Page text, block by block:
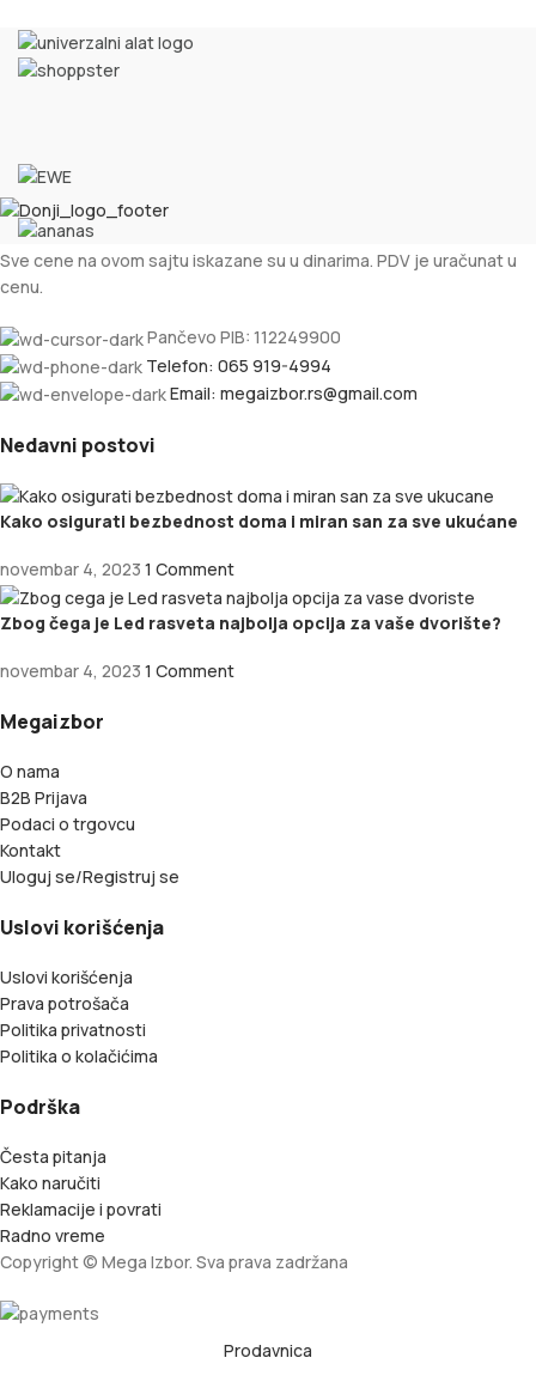
Sve cene na ovom sajtu iskazane su u dinarima. PDV je uračunat u
cenu.
Pančevo PIB: 112249900
Telefon: 065 919-4994
Email: megaizbor.rs@gmail.com
Nedavni postovi
Kako osigurati bezbednost doma i miran san za sve ukućane
novembar 4, 2023 1 Comment
Zbog čega je Led rasveta najbolja opcija za vaše dvorište?
novembar 4, 2023 1 Comment
Megaizbor
O nama
B2B Prijava
Podaci o trgovcu
Kontakt
Uloguj se/Registruj se
Uslovi korišćenja
Uslovi korišćenja
Prava potrošača
Politika privatnosti
Politika o kolačićima
Podrška
Česta pitanja
Kako naručiti
Reklamacije i povrati
Radno vreme
Copyright © Mega Izbor. Sva prava zadržana
Prodavnica